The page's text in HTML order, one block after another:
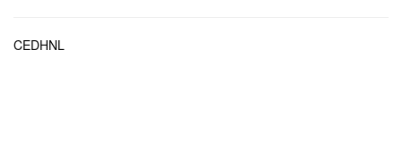
CEDHNL